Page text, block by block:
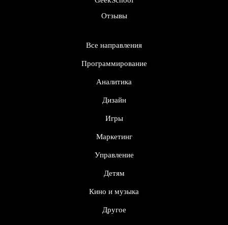
Отзывы
Все направления
Программирование
Аналитика
Дизайн
Игры
Маркетинг
Управление
Детям
Кино и музыка
Другое